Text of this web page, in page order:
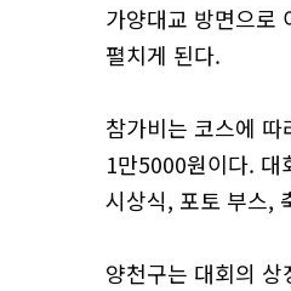
가양대교 방면으로
펼치게 된다.
참가비는 코스에
1만5000원이다. 대
시상식, 포토 부스,
양천구는 대회의